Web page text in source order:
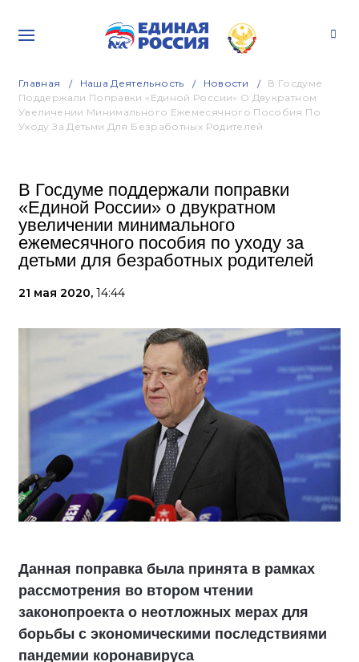
Главная Наша Деятельность Новости
В Госдуме
Поддержали Поправки «Единой России» О Двукратном
Увеличении Минимального Ежемесячного Пособия По
Уходу За Детьми Для Безработных Родителей
В Госдуме поддержали поправки
«Единой России» о двукратном
увеличении минимального
ежемесячного пособия по уходу за
детьми для безработных родителей
21 мая 2020, 14:44
Данная поправка была принята в рамках
рассмотрения во втором чтении
законопроекта о неотложных мерах для
борьбы с экономическими последствиями
пандемии коронавируса